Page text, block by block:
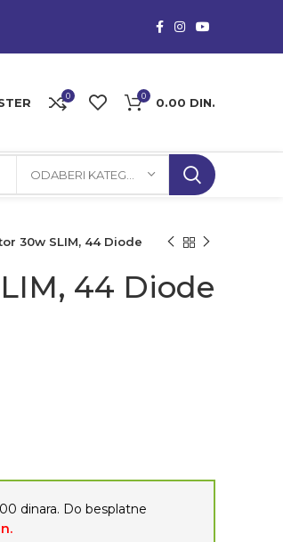
0 0 0.00 DIN.
30w SLIM, 44 Diode
44 Diode
dinara. Do besplatne